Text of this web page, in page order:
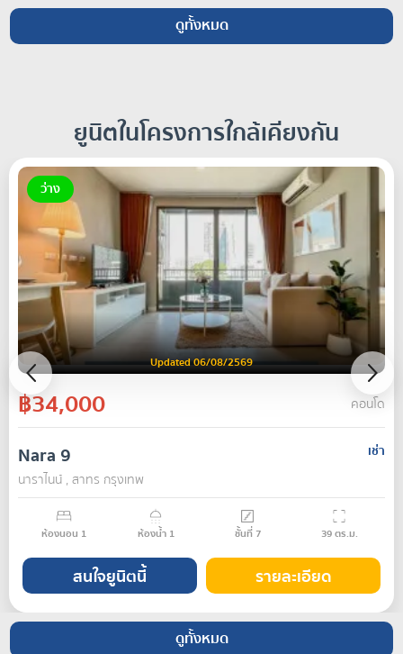
ดูทั้งหมด
ยูนิตในโครงการใกล้เคียงกัน
ว่าง
Updated 06/08/2569
฿34,000 คอนโด
Nara 9
เช่า
นาราไนน์ , สาทร กรุงเทพ
ห้องนอน 1 ห้องน้ำ 1 ชั้นที่ 7 39ตร.ม.
สนใจยูนิตนี้ รายละเอียด
ดูทั้งหมด